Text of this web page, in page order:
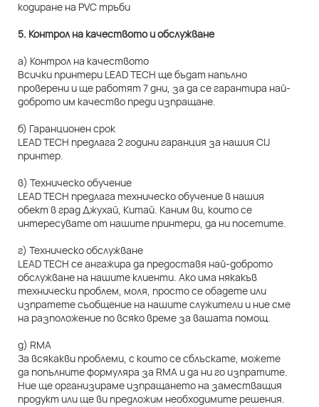
5. Контрол на качеството и обслужване
а) Контрол на качеството
Всички принтери LEAD TECH ще бъдат напълно
проверени и ще работят 7 дни, за да се гарантира най-
доброто им качество преди изпращане.
б) Гаранционен срок
LEAD TECH предлага 2 години гаранция за нашия CIJ
принтер.
в) Техническо обучение
LEAD TECH предлага техническо обучение в нашия
обект в град Джухай, Китай. Каним ви, които се
интересувате от нашите принтери, да ни посетите.
г) Техническо обслужване
LEAD TECH се ангажира да предоставя най-доброто
обслужване на нашите клиенти. Ако има някакъв
технически проблем, моля, просто се обадете или
изпратете съобщение на нашите служители и ние сме
на разположение по всяко време за вашата помощ.
д) RMA
За всякакви проблеми, с които се сблъскате, можете
да попълните формуляра за RMA и да ни го изпратите.
Ние ще организираме изпращането на заместващия
продукт или ще ви предложим необходимите решения.